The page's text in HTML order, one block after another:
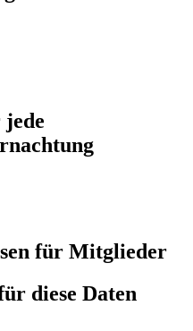
für Mitglieder
diese Daten